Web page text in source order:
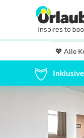
💖 Alle